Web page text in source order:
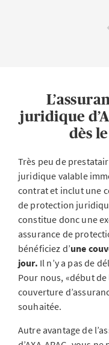
juridique
dès
Très peu de
juridique valable
contrat et inclut une
de protection
constitue donc une
assurance de
bénéficiez d’une
jour. Il n’y a pas de
Pour nous, «début
couverture
souhaitée.
Autre avantage de